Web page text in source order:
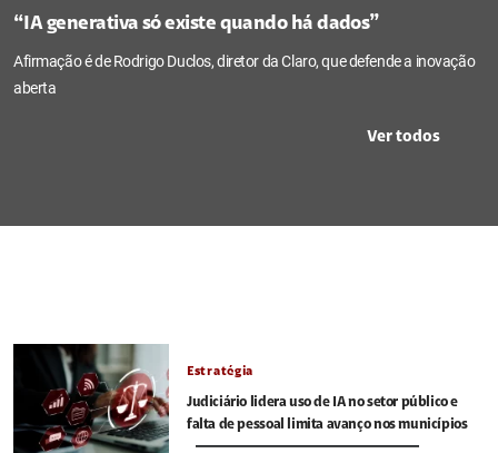
“IA generativa só existe quando há dados”
Afirmação é de Rodrigo Duclos, diretor da Claro, que defende a inovação
aberta
Ver todos
Estratégia
Judiciário lidera uso de IA no setor público e
falta de pessoal limita avanço nos municípios